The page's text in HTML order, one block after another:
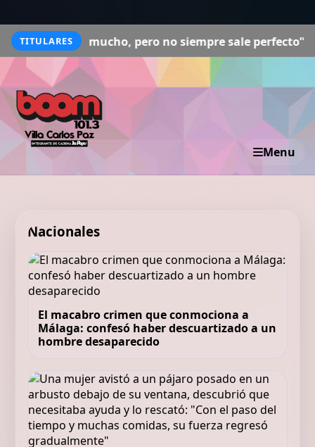
TITULARESpero no siempre sale perfecto” Pedro Duque,
Menu
Nacionales
El macabro crimen que conmociona a
Málaga: confesó haber descuartizado a un
hombre desaparecido